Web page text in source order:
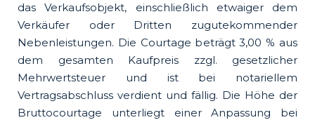
das Verkaufsobjekt, einschließlich etwaiger dem
Verkäufer oder Dritten zugutekommender
Nebenleistungen. Die Courtage beträgt 3,00 % aus
dem gesamten Kaufpreis zzgl. gesetzlicher
Mehrwertsteuer und ist bei notariellem
Vertragsabschluss verdient und fällig. Die Höhe der
Bruttocourtage unterliegt einer Anpassung bei